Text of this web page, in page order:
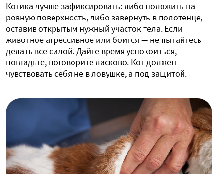
Котика лучше зафиксировать: либо положить на
ровную поверхность, либо завернуть в полотенце,
оставив открытым нужный участок тела. Если
животное агрессивное или боится — не пытайтесь
делать все силой. Дайте время успокоиться,
погладьте, поговорите ласково. Кот должен
чувствовать себя не в ловушке, а под защитой.